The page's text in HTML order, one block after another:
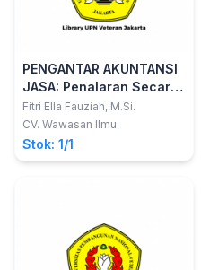
PENGANTAR AKUNTANSI
JASA: Penalaran Secara
Logika
Fitri Ella Fauziah, M.Si.
CV. Wawasan Ilmu
Stok: 1/1